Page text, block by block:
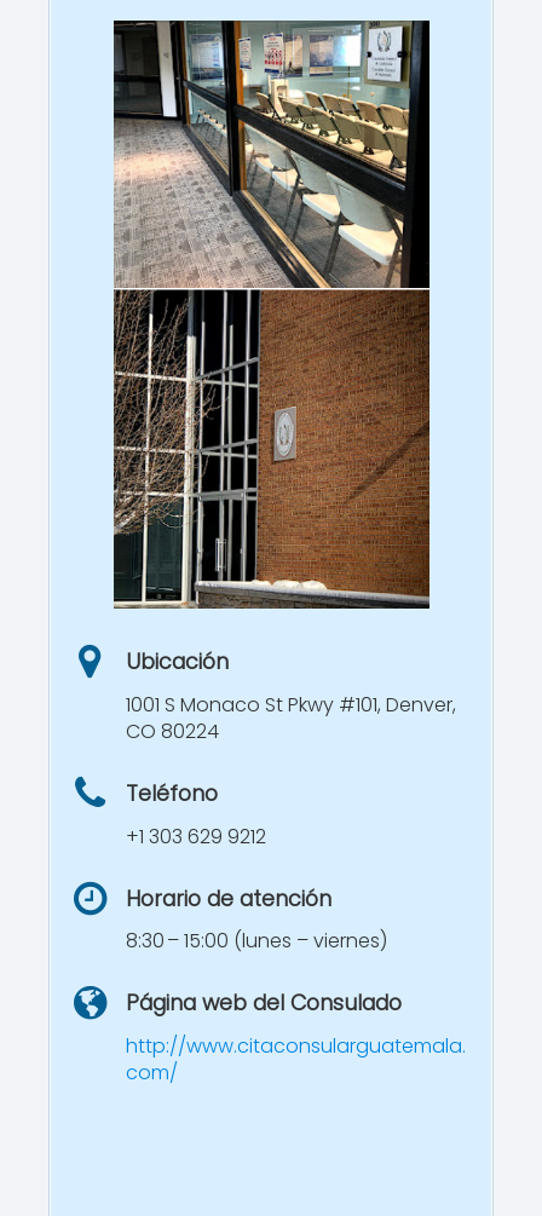
Ubicación
1001 S Monaco St Pkwy #101, Denver,
CO 80224
Teléfono
+1 303 629 9212
Horario de atención
8:30 – 15:00 (lunes – viernes)
Página web del Consulado
http://www.citaconsularguatemala.
com/